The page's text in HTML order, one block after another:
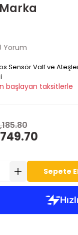
Yorum
Sensör Valf ve
başlayan taksitlerle
Sepete